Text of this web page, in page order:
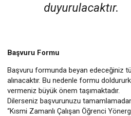
duyurulacaktır.
Başvuru Formu
Başvuru formunda beyan edeceğiniz
alınacaktır. Bu nedenle formu
vermeniz büyük önem taşımaktadır.
Dilerseniz başvurunuzu
“Kısmi Zamanlı Çalışan Öğrenci